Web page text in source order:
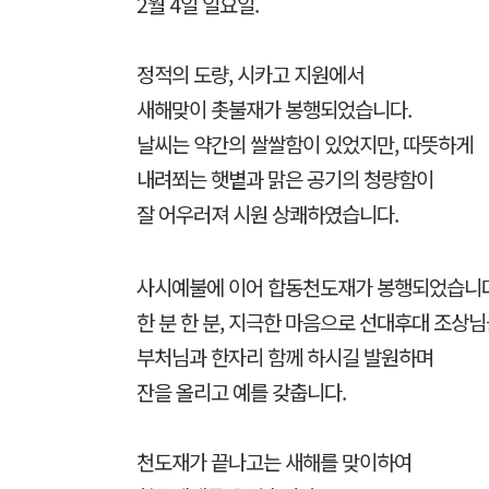
정적의 도량, 시카고 지원에서
새해맞이 촛불재가 봉행되었습니다.
날씨는 약간의 쌀쌀함이 있었지만, 따뜻하게
내려쬐는 햇볕과 맑은 공기의 청량함이
잘 어우러져 시원 상쾌하였습니다.
사시예불에 이어 합동천도재가 봉행되었습니
한 분 한 분, 지극한 마음으로 선대후대 조상
부처님과 한자리 함께 하시길 발원하며
잔을 올리고 예를 갖춥니다.
천도재가 끝나고는 새해를 맞이하여